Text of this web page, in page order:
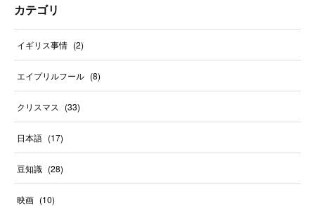
カテゴリ
イギリス事情 (2)
エイプリルフール (8)
クリスマス (33)
日本語 (17)
豆知識 (28)
映画 (10)